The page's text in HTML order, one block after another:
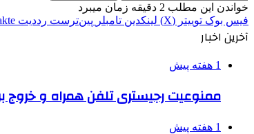
خواندن این مطلب 2 دقیقه زمان میبرد
فیس بوک توییتر (X) لینکدین ‫تامبلر ‫پین‌ترست ‫رددیت
آخرین اخبار
1 هفته پیش
ممنوعیت رجیستری تلفن همراه و خروج
1 هفته پیش